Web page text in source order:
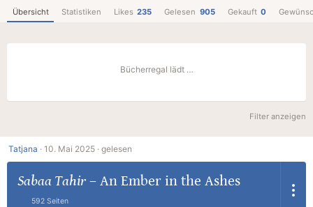
Übersicht Statistiken Likes 235 Gelesen 905 Gekauft 0
Bücherregal lädt …
Filter anzeigen
Tatjana · 10. Mai 2025 · gelesen
Sabaa Tahir– An Ember in the Ashes
592 Seiten